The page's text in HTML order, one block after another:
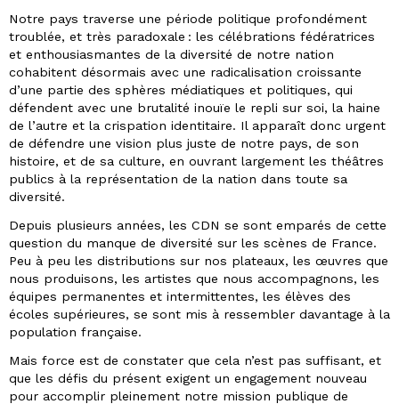
Notre pays traverse une période politique profondément
troublée, et très paradoxale : les célébrations fédératrices
et enthousiasmantes de la diversité de notre nation
cohabitent désormais avec une radicalisation croissante
d’une partie des sphères médiatiques et politiques, qui
défendent avec une brutalité inouïe le repli sur soi, la haine
de l’autre et la crispation identitaire. Il apparaît donc urgent
de défendre une vision plus juste de notre pays, de son
histoire, et de sa culture, en ouvrant largement les théâtres
publics à la représentation de la nation dans toute sa
diversité.
Depuis plusieurs années, les CDN se sont emparés de cette
question du manque de diversité sur les scènes de France.
Peu à peu les distributions sur nos plateaux, les œuvres que
nous produisons, les artistes que nous accompagnons, les
équipes permanentes et intermittentes, les élèves des
écoles supérieures, se sont mis à ressembler davantage à la
population française.
Mais force est de constater que cela n’est pas suffisant, et
que les défis du présent exigent un engagement nouveau
pour accomplir pleinement notre mission publique de